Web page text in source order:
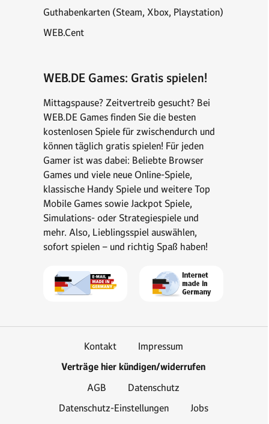
Guthabenkarten (Steam, Xbox, Playstation)
WEB.Cent
WEB.DE Games: Gratis spielen!
Mittagspause? Zeitvertreib gesucht? Bei
WEB.DE Games finden Sie die besten
kostenlosen Spiele für zwischendurch und
können täglich gratis spielen! Für jeden
Gamer ist was dabei: Beliebte Browser
Games und viele neue Online-Spiele,
klassische Handy Spiele und weitere Top
Mobile Games sowie Jackpot Spiele,
Simulations- oder Strategiespiele und
mehr. Also, Lieblingsspiel auswählen,
sofort spielen – und richtig Spaß haben!
Kontakt Impressum
Verträge hier kündigen/widerrufen
AGB
Datenschutz
Datenschutz-Einstellungen
Jobs